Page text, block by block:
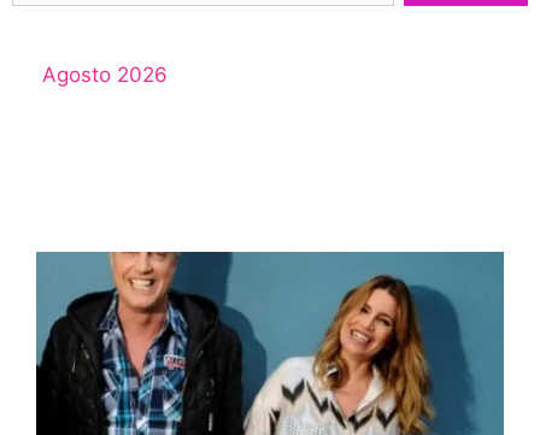
Agosto 2026